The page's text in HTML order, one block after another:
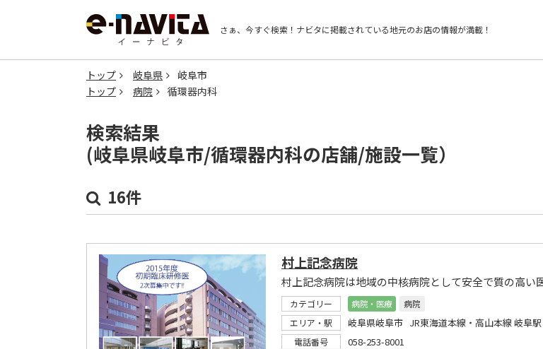
さぁ、今すぐ検索！ ナビタに掲載されている地元のお店の情報が満載！
トップ 岐阜県
岐阜市
トップ
病院 循環器内科
検索結果
(岐阜県岐阜市/循環器内科の店舗/施設一覧）
16件
村上記念病院
カテゴリー 病院・医療
病院
エリア・駅
岐阜県岐阜市 JR東海道本線・高山本線 岐阜駅
電話番号 058-253-8001